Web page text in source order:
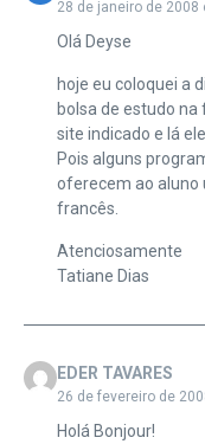
28 de janeiro de 2008
Olá Deyse
hoje eu coloquei a
bolsa de estudo
site indicado e lá
Pois alguns
oferecem ao aluno
francês.
Atenciosamente
Tatiane Dias
EDER TAVARES
26 de fevereiro de
Holá Bonjour!